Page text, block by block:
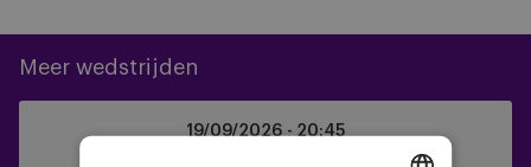
Meer wedstrijden
19/09/2026 -20:45